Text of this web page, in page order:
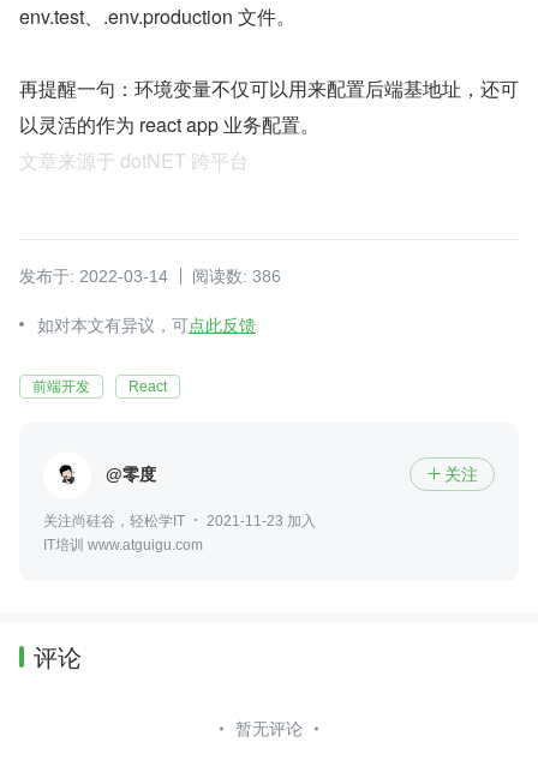
env.test、.env.production 文件。
再提醒一句：环境变量不仅可以用来配置后端基地址，还可
以灵活的作为 react app 业务配置。
文章来源于 dotNET 跨平台
发布于: 2022-03-14 阅读数: 386
如对本文有异议，可点此反馈
前端开发 React
@零度  关注
关注尚硅谷，轻松学IT
2021-11-23 加入
IT培训 www.atguigu.com
评论
暂无评论